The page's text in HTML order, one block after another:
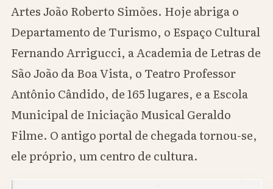
Artes João Roberto Simões. Hoje abriga o
Departamento de Turismo, o Espaço Cultural
Fernando Arrigucci, a Academia de Letras de
São João da Boa Vista, o Teatro Professor
Antônio Cândido, de 165 lugares, e a Escola
Municipal de Iniciação Musical Geraldo
Filme. O antigo portal de chegada tornou-se,
ele próprio, um centro de cultura.